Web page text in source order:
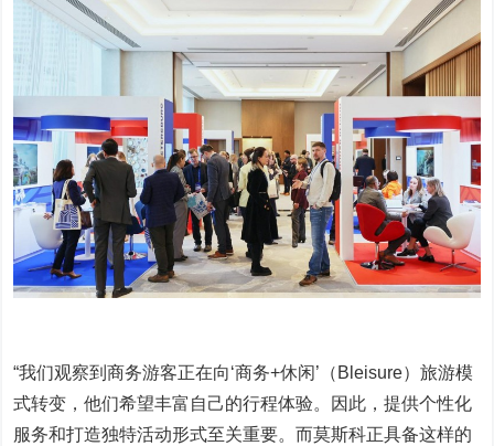
“我们观察到商务游客正在向‘商务+休闲’（Bleisure）旅游模
式转变，他们希望丰富自己的行程体验。因此，提供个性化
服务和打造独特活动形式至关重要。而莫斯科正具备这样的